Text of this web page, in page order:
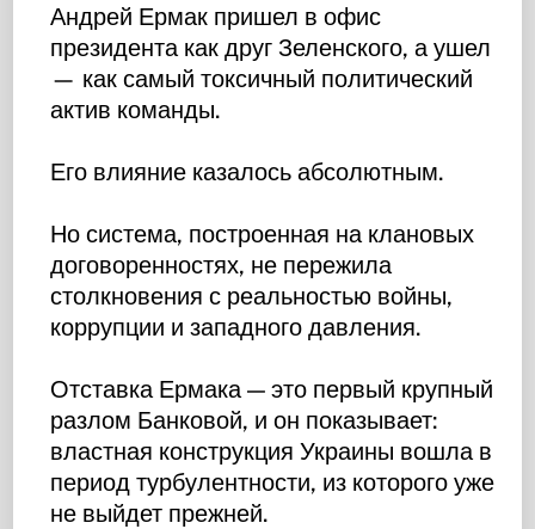
Андрей Ермак пришел в офис
президента как друг Зеленского, а ушел
— как самый токсичный политический
актив команды.
Его влияние казалось абсолютным.
Но система, построенная на клановых
договоренностях, не пережила
столкновения с реальностью войны,
коррупции и западного давления.
Отставка Ермака — это первый крупный
разлом Банковой, и он показывает:
властная конструкция Украины вошла в
период турбулентности, из которого уже
не выйдет прежней.